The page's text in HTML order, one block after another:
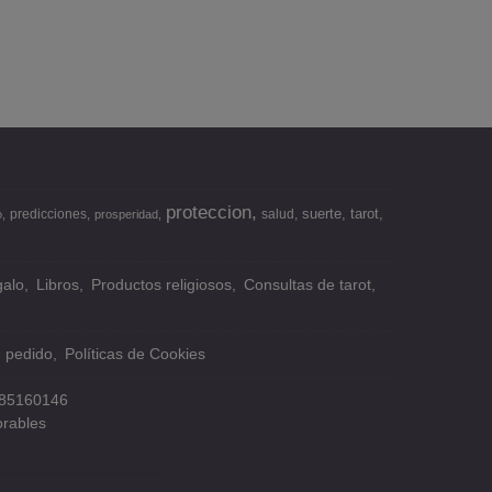
predicciones prosperidad proteccion salud suerte tarot
Libros Productos religiosos
Consultas de tarot
pedido Políticas de Cookies